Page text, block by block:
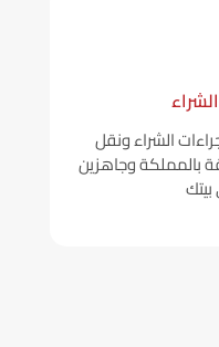
الشراء ونقل
بالمملكة وجاهزين